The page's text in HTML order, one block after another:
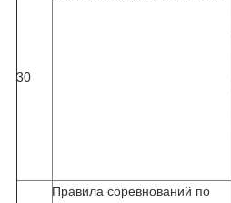
30
Правила соревнований по